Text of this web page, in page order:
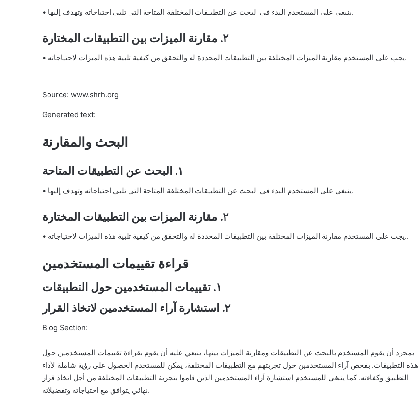
• ينبغي على المستخدم البدء في البحث عن التطبيقات المختلفة المتاحة التي تلبي احتياجاته وتهدف إليها.
٢. مقارنة الميزات بين التطبيقات المختارة
• يجب على المستخدم مقارنة الميزات المختلفة بين التطبيقات المحددة له والتحقق من كيفية تلبية هذه الميزات لاحتياجاته.
Source: www.shrh.org
Generated text:
البحث والمقارنة
١. البحث عن التطبيقات المتاحة
• ينبغي على المستخدم البدء في البحث عن التطبيقات المختلفة المتاحة التي تلبي احتياجاته وتهدف إليها.
٢. مقارنة الميزات بين التطبيقات المختارة
• يجب على المستخدم مقارنة الميزات المختلفة بين التطبيقات المحددة له والتحقق من كيفية تلبية هذه الميزات لاحتياجاته..
قراءة تقييمات المستخدمين
١. تقييمات المستخدمين حول التطبيقات
٢. استشارة آراء المستخدمين لاتخاذ القرار
Blog Section:
بمجرد أن يقوم المستخدم بالبحث عن التطبيقات ومقارنة الميزات بينها، ينبغي عليه أن يقوم بقراءة تقييمات المستخدمين حول
هذه التطبيقات. بفحص آراء المستخدمين حول تجربتهم مع التطبيقات المختلفة، يمكن للمستخدم الحصول على رؤية شاملة لأداء
التطبيق وكفاءته. كما ينبغي للمستخدم استشارة آراء المستخدمين الذين قاموا بتجربة التطبيقات المختلفة من أجل اتخاذ قرار
نهائي يتوافق مع احتياجاته وتفضيلاته.